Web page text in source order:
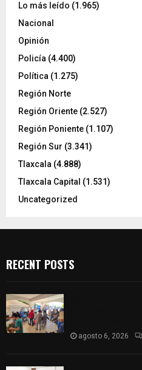
Lo más leído (1.965)
Nacional
Opinión
Policía (4.400)
Política (1.275)
Región Norte
Región Oriente (2.527)
Región Poniente (1.107)
Región Sur (3.341)
Tlaxcala (4.888)
Tlaxcala Capital (1.531)
Uncategorized
RECENT POSTS
agosto 6, 2026